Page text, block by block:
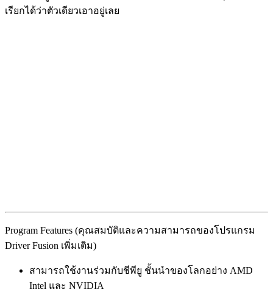
เรียกได้ว่าตัวเดียวเอาอยู่เลย
Program Features (คุณสมบัติและความสามารถของโปรแกรม
Driver Fusion เพิ่มเติม)
สามารถใช้งานร่วมกับชีพียู ชั้นนำของโลกอย่าง AMD
Intel และ NVIDIA